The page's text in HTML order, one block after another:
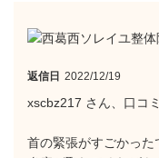
返信日 2022/12/19
xscbz217 さん、口コ
首の緊張がすごかった